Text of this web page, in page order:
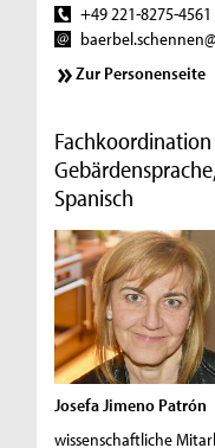
+49 221-8275-4561
Zur Personenseite
Spanisch
Josefa Jimeno Patrón
wissenschaftliche